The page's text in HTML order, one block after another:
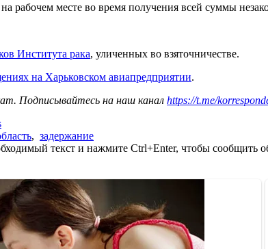
рабочем месте во время получения всей суммы
Института рака, уличенных во взяточничестве.
на Харьковском авиапредприятии.
Подписывайтесь на наш канал https://t.me/
, задержание
текст и нажмите Ctrl+Enter, чтобы сообщить